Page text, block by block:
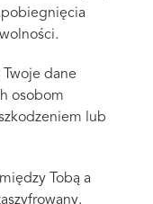
dane
osobom
lub
Tobą a